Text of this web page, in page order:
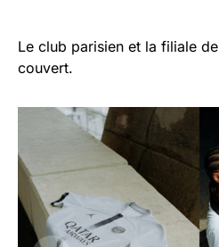
Le club parisien et la filiale
couvert.